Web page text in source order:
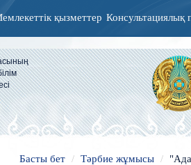
қызметтер Консультациялық
Басты бет Тәрбие жұмысы